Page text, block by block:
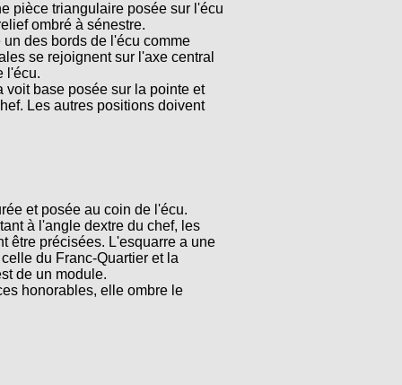
pièce triangulaire posée sur l'écu
ombré à sénestre.
des bords de l'écu comme
se rejoignent sur l'axe central
l'écu.
voit base posée sur la pointe et
Les autres positions doivent
et posée au coin de l'écu.
à l'angle dextre du chef, les
être précisées. L'esquarre a une
du Franc-Quartier et la
de un module.
honorables, elle ombre le